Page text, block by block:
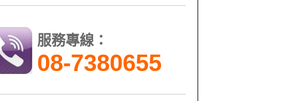
服務專線：
08-7380655